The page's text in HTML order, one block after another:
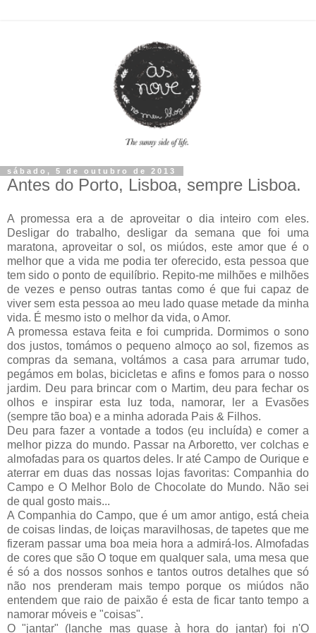
sábado, 5 de outubro de 2013
Antes do Porto, Lisboa, sempre Lisboa.
A promessa era a de aproveitar o dia inteiro com eles.
Desligar do trabalho, desligar da semana que foi uma
maratona, aproveitar o sol, os miúdos, este amor que é o
melhor que a vida me podia ter oferecido, esta pessoa que
tem sido o ponto de equilíbrio. Repito-me milhões e milhões
de vezes e penso outras tantas como é que fui capaz de
viver sem esta pessoa ao meu lado quase metade da minha
vida. É mesmo isto o melhor da vida, o Amor.
A promessa estava feita e foi cumprida. Dormimos o sono
dos justos, tomámos o pequeno almoço ao sol, fizemos as
compras da semana, voltámos a casa para arrumar tudo,
pegámos em bolas, bicicletas e afins e fomos para o nosso
jardim. Deu para brincar com o Martim, deu para fechar os
olhos e inspirar esta luz toda, namorar, ler a Evasões
(sempre tão boa) e a minha adorada Pais & Filhos.
Deu para fazer a vontade a todos (eu incluída) e comer a
melhor pizza do mundo. Passar na Arboretto, ver colchas e
almofadas para os quartos deles. Ir até Campo de Ourique e
aterrar em duas das nossas lojas favoritas: Companhia do
Campo e O Melhor Bolo de Chocolate do Mundo. Não sei
de qual gosto mais...
A Companhia do Campo, que é um amor antigo, está cheia
de coisas lindas, de loiças maravilhosas, de tapetes que me
fizeram passar uma boa meia hora a admirá-los. Almofadas
de cores que são O toque em qualquer sala, uma mesa que
é só a dos nossos sonhos e tantos outros detalhes que só
não nos prenderam mais tempo porque os miúdos não
entendem que raio de paixão é esta de ficar tanto tempo a
namorar móveis e "coisas".
O "jantar" (lanche mas quase à hora do jantar) foi n'O